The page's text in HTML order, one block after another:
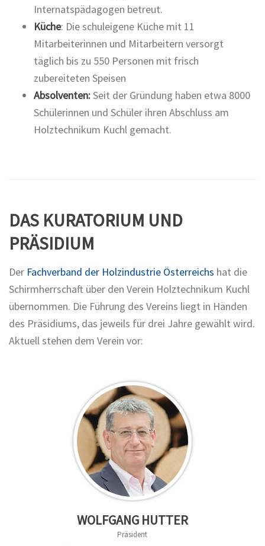
Internatspädagogen betreut.
Küche: Die schuleigene Küche mit 11
Mitarbeiterinnen und Mitarbeitern versorgt
täglich bis zu 550 Personen mit frisch
zubereiteten Speisen
Absolventen:Seit der Gründung haben etwa 8000
Schülerinnen und Schüler ihren Abschluss am
Holztechnikum Kuchl gemacht.
DAS KURATORIUM UND
PRÄSIDIUM
Der Fachverband der Holzindustrie Österreichs hat die
Schirmherrschaft über den Verein Holztechnikum Kuchl
übernommen. Die Führung des Vereins liegt in Händen
des Präsidiums, das jeweils für drei Jahre gewählt wird.
Aktuell stehen dem Verein vor:
WOLFGANG HUTTER
Präsident